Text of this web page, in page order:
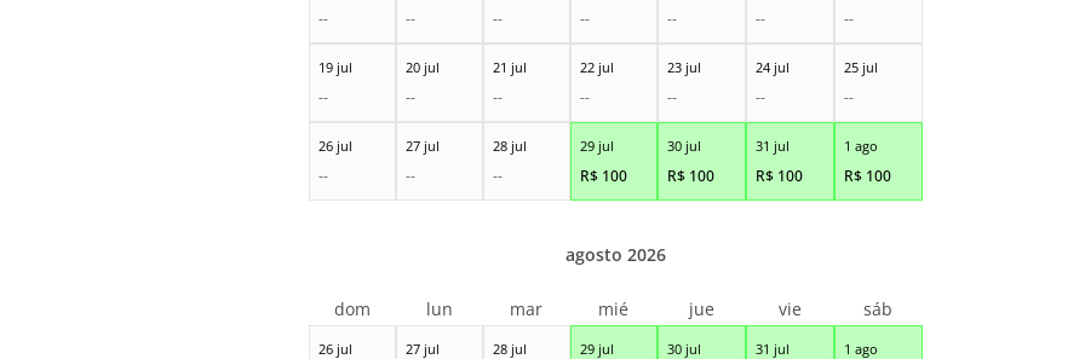
-- -- -- -- -- -- --
19 jul
--
20 jul
--
21 jul
--
22 jul
--
23 jul
--
24 jul
--
25 jul
--
26 jul
--
27 jul
--
28 jul
--
29 jul
R$ 100
30 jul
R$ 100
31 jul
R$ 100
1 ago
R$ 100
26 jul 27 jul 28 jul 29 jul 30 jul 31 jul 1 ago
agosto 2026
dom lun mar mié jue vie sáb